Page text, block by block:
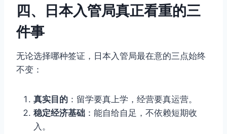
四、日本入管局真正看重的三
件事
无论选择哪种签证，日本入管局最在意的三点始终
不变：
真实目的 ：留学要真上学，经营要真运营。
稳定经济基础 ：能自给自足，不依赖短期收
入。